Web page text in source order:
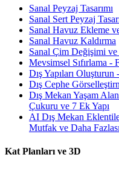
Sanal Peyzaj Tasarımı
Sanal Sert Peyzaj
Sanal Havuz Ekleme ve
Sanal Havuz Kaldırma
Sanal Çim Değişimi
Mevsimsel Sıfırlama
Dış Yapıları
Dış Cephe
Dış Mekan Yaşam
Çukuru ve 7 Ek Yapı
AI Dış Mekan
Mutfak ve Daha Fazlası
Kat Planları ve 3D